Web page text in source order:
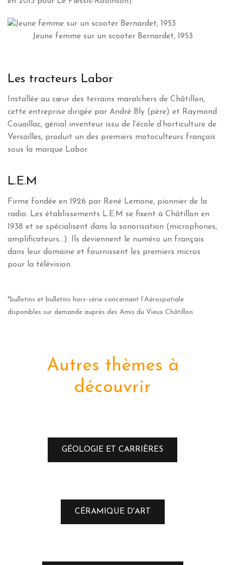
Jeune femme sur un scooter Bernardet, 1953
Les tracteurs Labor
Installée au cœur des terrains maraîchers de Châtillon,
cette entreprise dirigée par André Bly (père) et Raymond
Couaillac, génial inventeur issu de l’école d’horticulture de
Versailles, produit un des premiers motoculteurs français
sous la marque Labor.
L.E.M
Firme fondée en 1926 par René Lemone, pionnier de la
radio. Les établissements L.E.M se fixent à Châtillon en
1938 et se spécialisent dans la sonorisation (microphones,
amplificateurs…). Ils deviennent le numéro un français
dans leur domaine et fournissent les premiers micros
pour la télévision.
*bulletins et bulletins hors-série concernant l’Aérospatiale
disponibles sur demande auprès des Amis du Vieux Châtillon
Autres thèmes à
découvrir
GÉOLOGIE ET CARRIÈRES
CÉRAMIQUE D'ART